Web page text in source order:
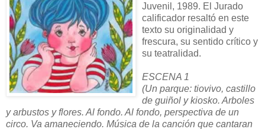
Juvenil, 1989. El Jurado
calificador resaltó en este
texto su originalidad y
frescura, su sentido crítico y
su teatralidad.
ESCENA 1
(Un parque: tiovivo, castillo
de guiñol y kiosko. Arboles
y arbustos y flores. Al fondo. Al fondo, perspectiva de un
circo. Va amaneciendo. Música de la canción que cantaran